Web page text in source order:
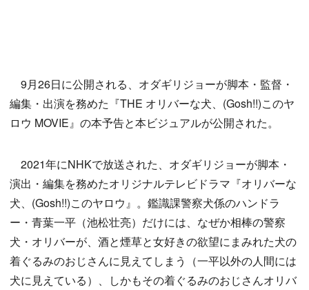
9月26日に公開される、オダギリジョーが脚本・監督・
編集・出演を務めた『THE オリバーな犬、(Gosh!!)このヤ
ロウ MOVIE』の本予告と本ビジュアルが公開された。
2021年にNHKで放送された、オダギリジョーが脚本・
演出・編集を務めたオリジナルテレビドラマ『オリバーな
犬、(Gosh!!)このヤロウ』。鑑識課警察犬係のハンドラ
ー・青葉一平（池松壮亮）だけには、なぜか相棒の警察
犬・オリバーが、酒と煙草と女好きの欲望にまみれた犬の
着ぐるみのおじさんに見えてしまう（一平以外の人間には
犬に見えている）、しかもその着ぐるみのおじさんオリバ